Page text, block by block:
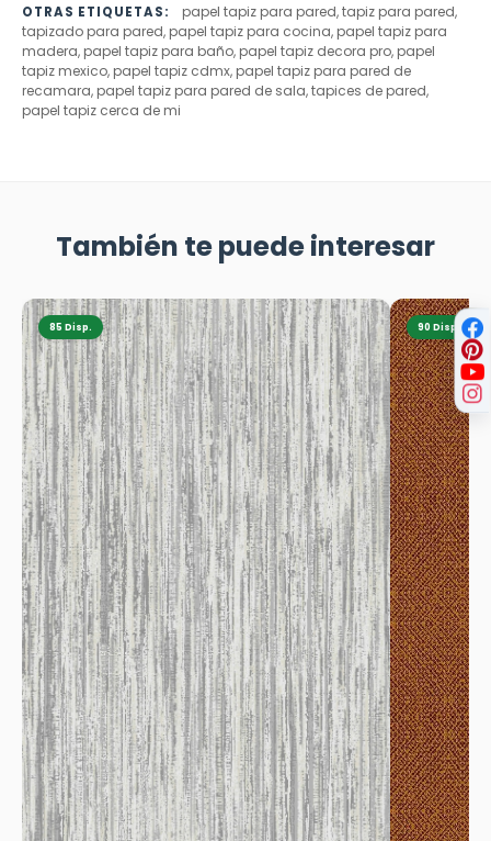
OTRAS ETIQUETAS:
papel tapiz para pared, tapiz para pared,
tapizado para pared, papel tapiz para cocina, papel tapiz para
madera, papel tapiz para baño, papel tapiz decora pro, papel
tapiz mexico, papel tapiz cdmx, papel tapiz para pared de
recamara, papel tapiz para pared de sala, tapices de pared,
papel tapiz cerca de mi
También te puede interesar
85 Disp. 90 Disp.